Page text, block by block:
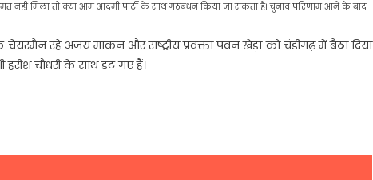
नहीं मिला तो क्या आम आदमी पार्टी के साथ गठबंधन किया जा सकता है। चुनाव परिणाम आने के बाद
रहे अजय माकन और राष्ट्रीय प्रवक्ता पवन खेड़ा को चंडीगढ़ में बैठा दिया
हरीश चौधरी के साथ डट गए हैं।